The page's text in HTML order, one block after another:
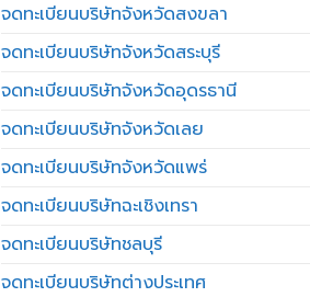
จดทะเบียนบริษัทจังหวัดสงขลา
จดทะเบียนบริษัทจังหวัดสระบุรี
จดทะเบียนบริษัทจังหวัดอุดรธานี
จดทะเบียนบริษัทจังหวัดเลย
จดทะเบียนบริษัทจังหวัดแพร่
จดทะเบียนบริษัทฉะเชิงเทรา
จดทะเบียนบริษัทชลบุรี
จดทะเบียนบริษัทต่างประเทศ